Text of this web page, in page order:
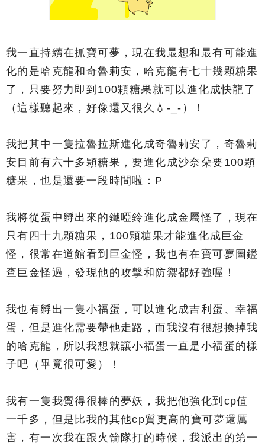
我一直持續在抓寶可夢，現在我最想和最有可能進
化的是哈克龍和奇魯莉安，哈克龍有七十幾顆糖果
了，只要努力即到100顆糖果就可以進化成快龍了
（這樣聽起來，好像還又很久💧-_-）！
我把其中一隻拉魯拉斯進化成奇魯莉安了，奇魯莉
安目前有六十多顆糖果，要進化成沙奈朵要100顆
糖果，也是還要一段時間啦：P
我將從蛋中孵出來的鐵啞鈴進化成金屬怪了，現在
只有四十九顆糖果，100顆糖果才能進化成巨金
怪，很常在道館看到巨金怪，我也有在寶可夣圖鑑
查巨金怪過，發現他的攻擊和防禦都好強喔！
我也有孵出一隻小福蛋，可以進化成吉利蛋、幸福
蛋，但是進化需要帶他走路，而我沒有很想換掉我
的哈克龍，所以我想就讓小福蛋一直是小福蛋的樣
子吧（畢竟很可愛）！
我有一隻我覺得很棒的夢妖，我把他強化到cp值
一千多，但是比我的其他cp質更高的寶可夢還厲
害，有一次我在跟火箭隊打的時候，我派出的第一